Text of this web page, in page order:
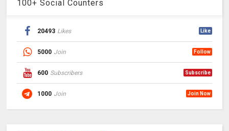
100+ Social Counters
20493 Likes Like
5000 Join Follow
600 Subscribers Subscribe
1000 Join Join Now